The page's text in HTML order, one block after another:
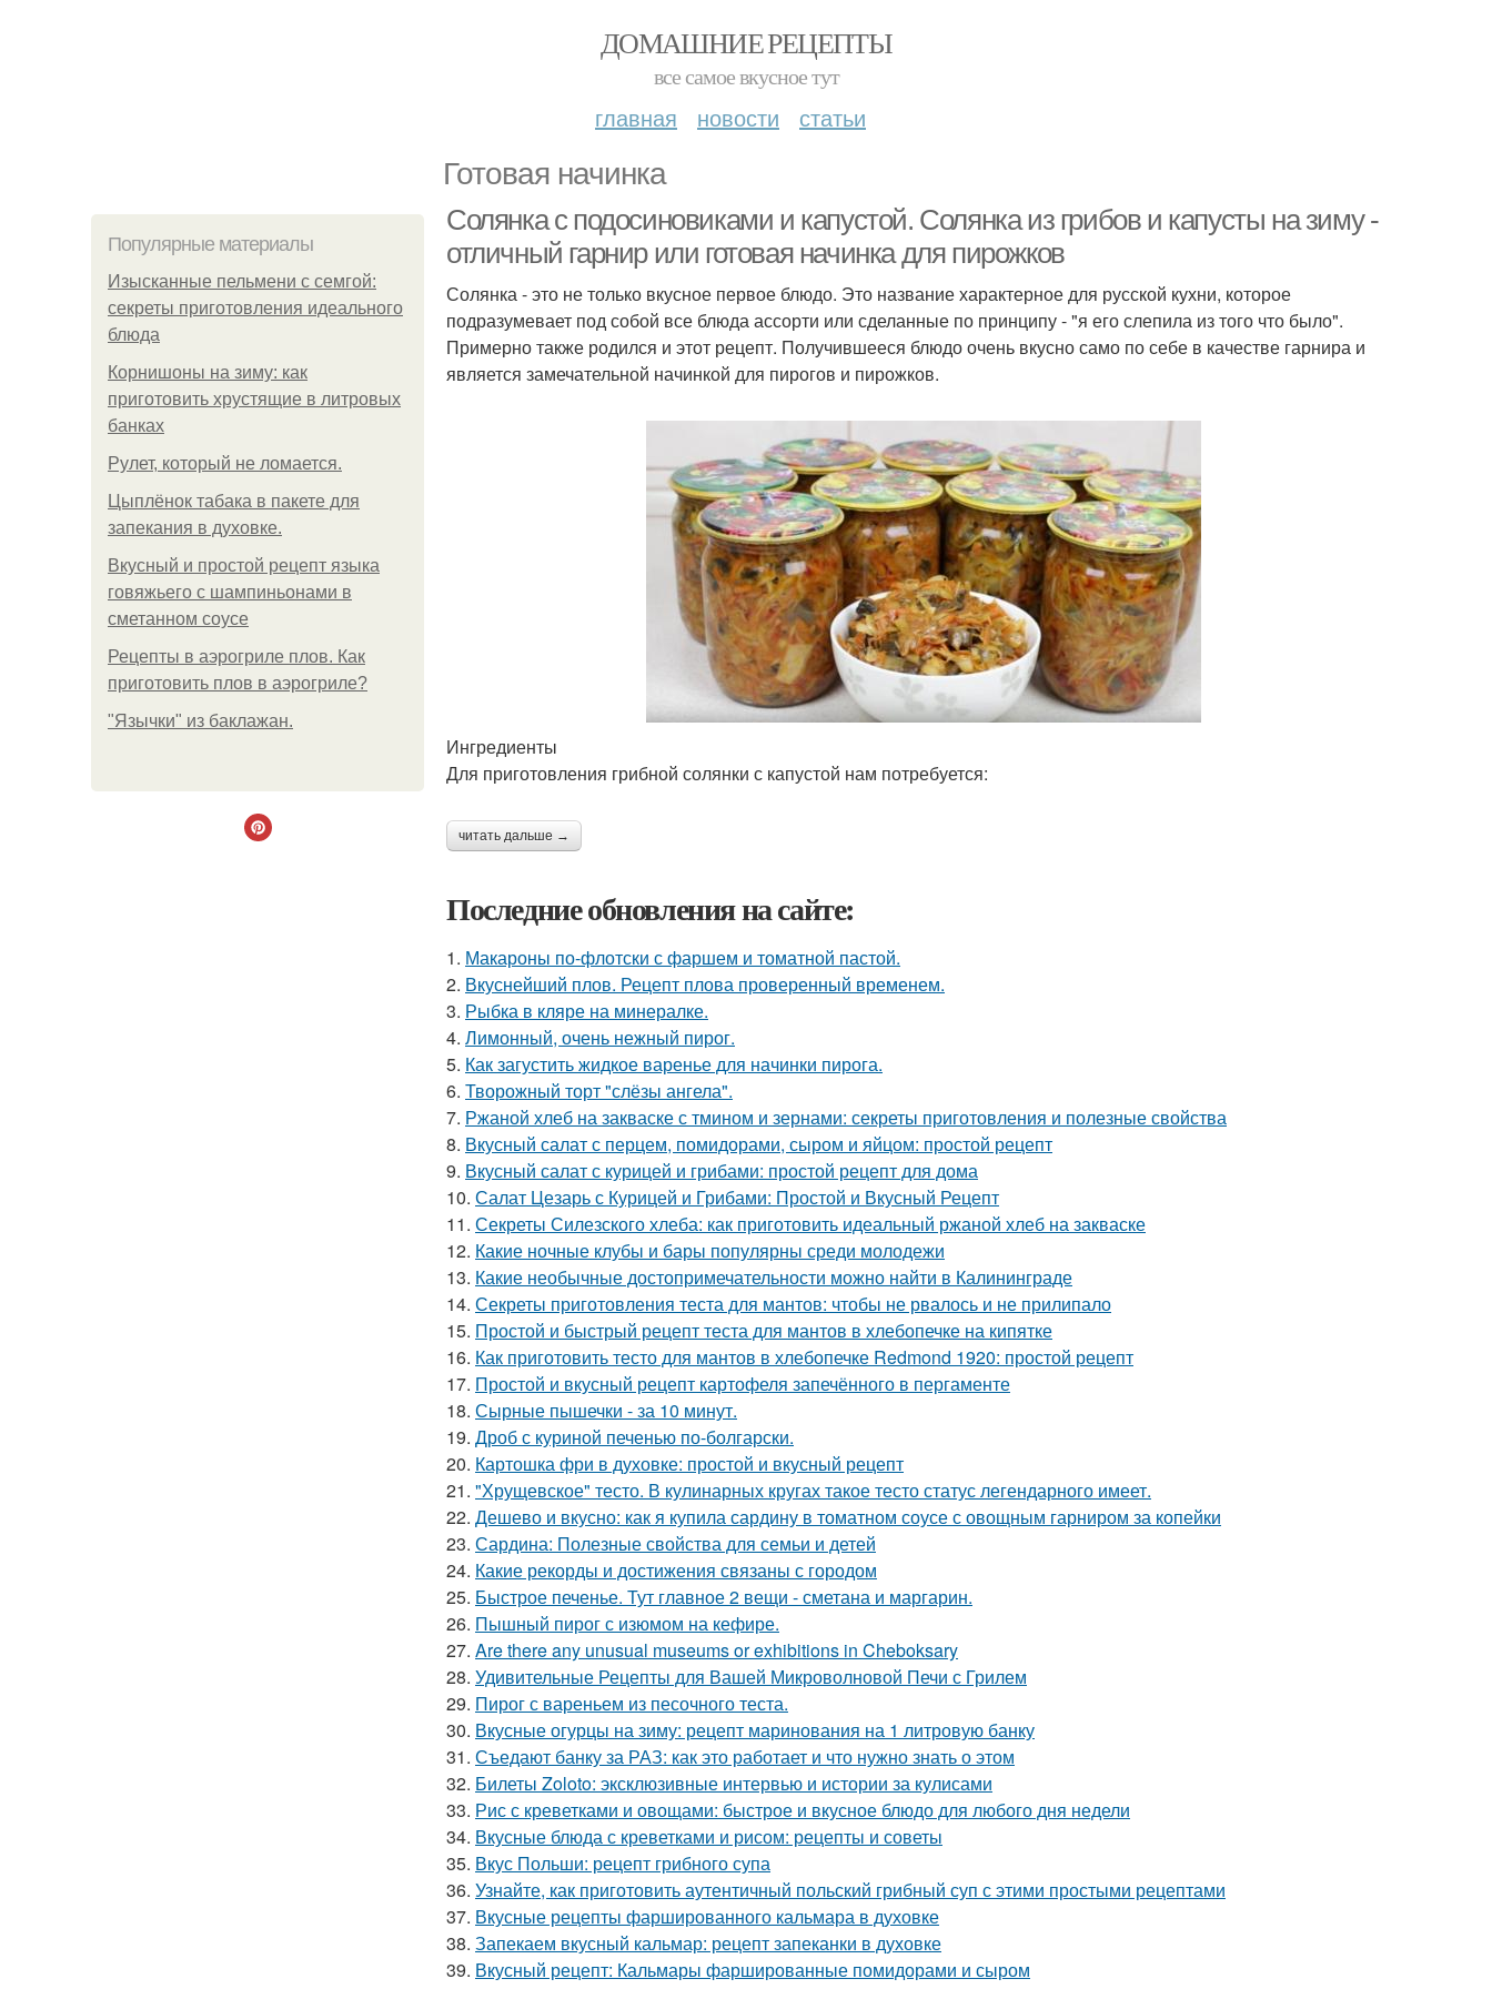
ДОМАШНИЕ РЕЦЕПТЫ
все самое вкусное тут
главная новости статьи
Готовая начинка
Популярные материалы
Изысканные пельмени с семгой:
секреты приготовления идеального
блюда
Корнишоны на зиму: как
приготовить хрустящие в литровых
банках
Рулет, который не ломается.
Цыплёнок табака в пакете для
запекания в духовке.
Вкусный и простой рецепт языка
говяжьего с шампиньонами в
сметанном соусе
Рецепты в аэрогриле плов. Как
приготовить плов в аэрогриле?
"Язычки" из баклажан.
Солянка с подосиновиками и капустой. Солянка из грибов и капусты на зиму -
отличный гарнир или готовая начинка для пирожков
Солянка - это не только вкусное первое блюдо. Это название характерное для русской кухни, которое
подразумевает под собой все блюда ассорти или сделанные по принципу - "я его слепила из того что было".
Примерно также родился и этот рецепт. Получившееся блюдо очень вкусно само по себе в качестве гарнира и
является замечательной начинкой для пирогов и пирожков.
Ингредиенты
Для приготовления грибной солянки с капустой нам потребуется:
читать дальше →
Последние обновления на сайте:
1. Макароны по-флотски с фаршем и томатной пастой.
2. Вкуснейший плов. Рецепт плова проверенный временем.
3. Рыбка в кляре на минералке.
4. Лимонный, очень нежный пирог.
5. Как загустить жидкое варенье для начинки пирога.
6. Творожный торт "слёзы ангела".
7. Ржаной хлеб на закваске с тмином и зернами: секреты приготовления и полезные свойства
8. Вкусный салат с перцем, помидорами, сыром и яйцом: простой рецепт
9. Вкусный салат с курицей и грибами: простой рецепт для дома
10. Салат Цезарь с Курицей и Грибами: Простой и Вкусный Рецепт
11. Секреты Силезского хлеба: как приготовить идеальный ржаной хлеб на закваске
12. Какие ночные клубы и бары популярны среди молодежи
13. Какие необычные достопримечательности можно найти в Калининграде
14. Секреты приготовления теста для мантов: чтобы не рвалось и не прилипало
15. Простой и быстрый рецепт теста для мантов в хлебопечке на кипятке
16. Как приготовить тесто для мантов в хлебопечке Redmond 1920: простой рецепт
17. Простой и вкусный рецепт картофеля запечённого в пергаменте
18. Сырные пышечки - за 10 минут.
19. Дроб с куриной печенью по-болгарски.
20. Картошка фри в духовке: простой и вкусный рецепт
21. "Хрущевское" тесто. В кулинарных кругах такое тесто статус легендарного имеет.
22. Дешево и вкусно: как я купила сардину в томатном соусе с овощным гарниром за копейки
23. Сардина: Полезные свойства для семьи и детей
24. Какие рекорды и достижения связаны с городом
25. Быстрое печенье. Тут главное 2 вещи - сметана и маргарин.
26. Пышный пирог с изюмом на кефире.
27. Are there any unusual museums or exhibitions in Cheboksary
28. Удивительные Рецепты для Вашей Микроволновой Печи с Грилем
29. Пирог с вареньем из песочного теста.
30. Вкусные огурцы на зиму: рецепт маринования на 1 литровую банку
31. Съедают банку за РАЗ: как это работает и что нужно знать о этом
32. Билеты Zoloto: эксклюзивные интервью и истории за кулисами
33. Рис с креветками и овощами: быстрое и вкусное блюдо для любого дня недели
34. Вкусные блюда с креветками и рисом: рецепты и советы
35. Вкус Польши: рецепт грибного супа
36. Узнайте, как приготовить аутентичный польский грибный суп с этими простыми рецептами
37. Вкусные рецепты фаршированного кальмара в духовке
38. Запекаем вкусный кальмар: рецепт запеканки в духовке
39. Вкусный рецепт: Кальмары фаршированные помидорами и сыром